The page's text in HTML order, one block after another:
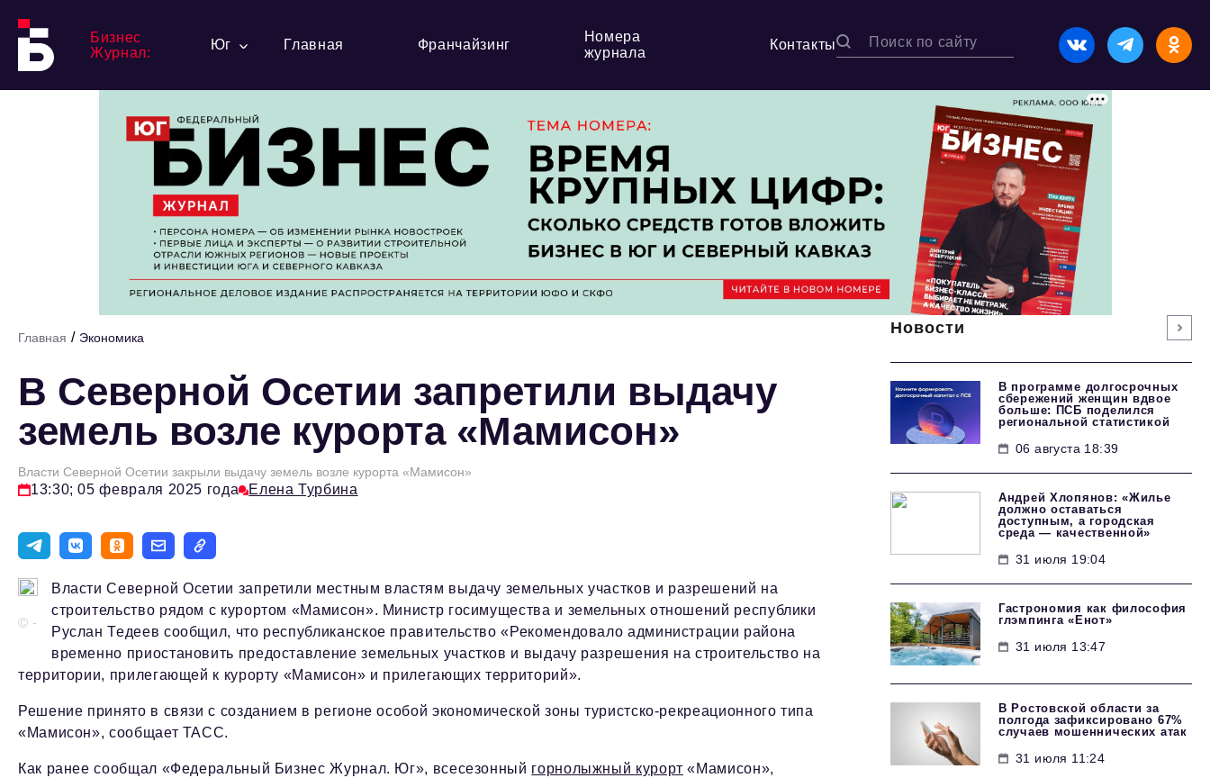
Бизнес
Журнал:
Юг Главная Франчайзинг
Номера
журнала
Контакты
Главная / Экономика
В Северной Осетии запретили выдачу
земель возле курорта «Мамисон»
Власти Северной Осетии закрыли выдачу земель возле курорта «Мамисон»
13:30; 05 февраля 2025 года Елена Турбина
© -
Власти Северной Осетии запретили местным властям выдачу земельных участков и разрешений на
строительство рядом с курортом «Мамисон». Министр госимущества и земельных отношений республики
Руслан Тедеев сообщил, что республиканское правительство «Рекомендовало администрации района
временно приостановить предоставление земельных участков и выдачу разрешения на строительство на
территории, прилегающей к курорту «Мамисон» и прилегающих территорий».
Решение принято в связи с созданием в регионе особой экономической зоны туристско-рекреационного типа
«Мамисон», сообщает ТАСС.
Как ранее сообщал «Федеральный Бизнес Журнал. Юг», всесезонный горнолыжный курорт «Мамисон»,
Новости
В программе долгосрочных
сбережений женщин вдвое
больше: ПСБ поделился
региональной статистикой
06 августа 18:39
Андрей Хлопянов: «Жилье
должно оставаться
доступным, а городская
среда — качественной»
31 июля 19:04
Гастрономия как философия
глэмпинга «Енот»
31 июля 13:47
В Ростовской области за
полгода зафиксировано 67%
случаев мошеннических атак
31 июля 11:24